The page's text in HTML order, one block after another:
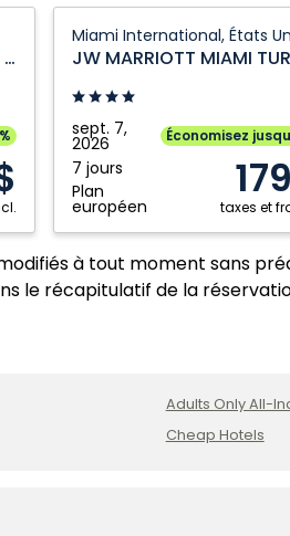
CADILLAC HOTEL AND BEACH CLUB
Miami International, États
sept. 7,
2026
7 jours
Plan
européen
Économisez
taxes et
MARRIOTT
MIAMI
TURNBERRY
RESORT:
Miami
International,
États
Unis
à tout moment sans
le récapitulatif de la
Adults Only All-
Cheap Hotels